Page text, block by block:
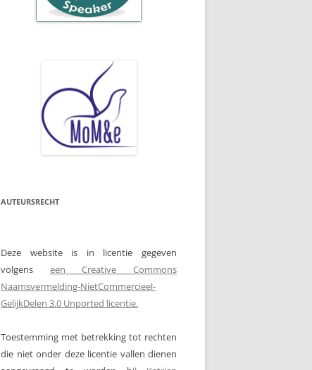
AUTEURSRECHT
Deze website is in licentie gegeven
volgens een Creative Commons
Naamsvermelding-NietCommercieel-
GelijkDelen 3.0 Unported licentie.
Toestemming met betrekking tot rechten
die niet onder deze licentie vallen dienen